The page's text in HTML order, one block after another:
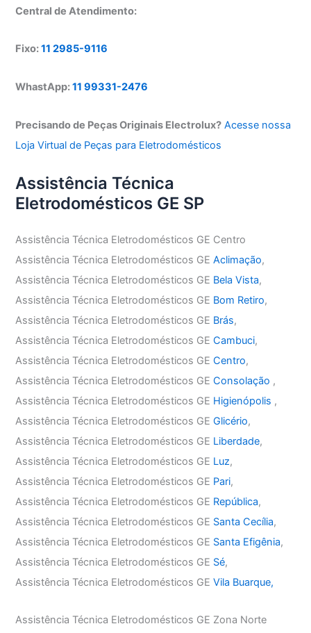
Central de Atendimento:
Fixo:11 2985-9116
WhastApp:11 99331-2476
Precisando de Peças Originais Electrolux? Acesse nossa
Loja Virtual de Peças para Eletrodomésticos
Assistência Técnica
Eletrodomésticos GE SP
Assistência Técnica Eletrodomésticos GE Centro
Assistência Técnica Eletrodomésticos GEAclimação,
Assistência Técnica Eletrodomésticos GE Bela Vista,
Assistência Técnica Eletrodomésticos GE Bom Retiro,
Assistência Técnica Eletrodomésticos GE Brás,
Assistência Técnica Eletrodomésticos GECambuci,
Assistência Técnica Eletrodomésticos GECentro,
Assistência Técnica Eletrodomésticos GEConsolação ,
Assistência Técnica Eletrodomésticos GE Higienópolis ,
Assistência Técnica Eletrodomésticos GEGlicério,
Assistência Técnica Eletrodomésticos GE Liberdade,
Assistência Técnica Eletrodomésticos GE Luz,
Assistência Técnica Eletrodomésticos GE Pari,
Assistência Técnica Eletrodomésticos GE República,
Assistência Técnica Eletrodomésticos GE Santa Cecília,
Assistência Técnica Eletrodomésticos GE Santa Efigênia,
Assistência Técnica Eletrodomésticos GE Sé,
Assistência Técnica Eletrodomésticos GEVila Buarque,
Assistência Técnica Eletrodomésticos GE Zona Norte